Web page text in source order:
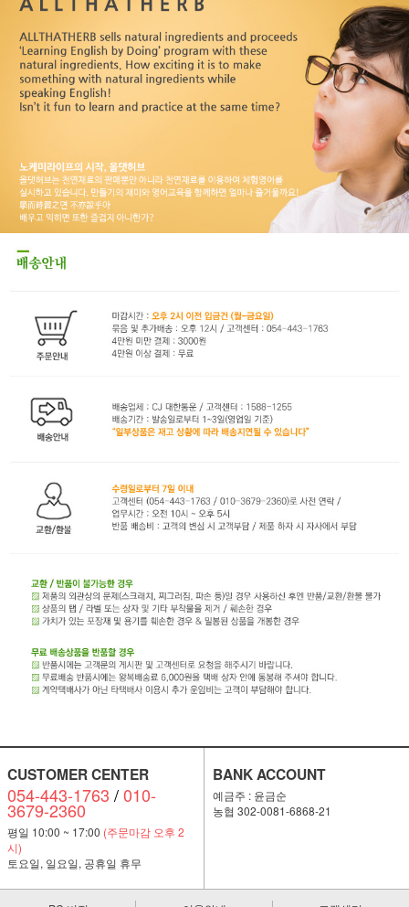
CUSTOMER CENTER
054-443-1763 /010-
3679-2360
평일 10:00 ~ 17:00 (주문마감 오후 2
시)
토요일, 일요일, 공휴일 휴무
BANK ACCOUNT
예금주 : 윤금순
농협 302-0081-6868-21